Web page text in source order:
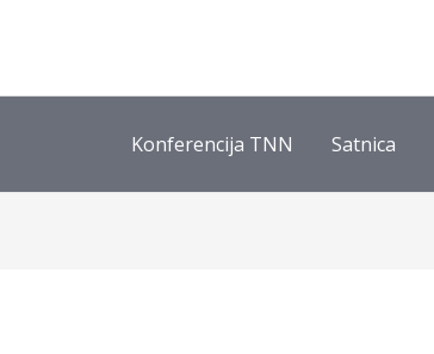
Konferencija TNN Satnica